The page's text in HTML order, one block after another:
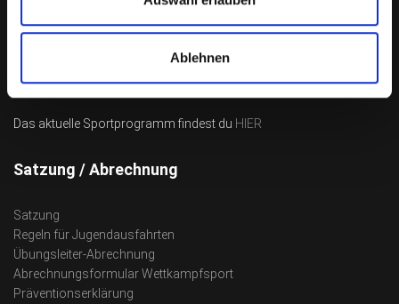
Ablehnen
Datenschutz
Sportprogramm
Das aktuelle Sportprogramm findest du HIER
Satzung / Abrechnung
Satzung
Regeln für Jugendausfahrten
Übungsleiter-Abrechnung
Abrechnungsformular Wettkampfsport
Präventionserklärung